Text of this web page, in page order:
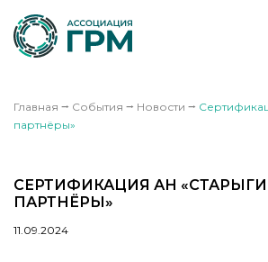
Главная ⭢ События ⭢ Новости ⭢
партнёры»
СЕРТИФИКАЦИЯ АН
ПАРТНЁРЫ»
11.09.2024